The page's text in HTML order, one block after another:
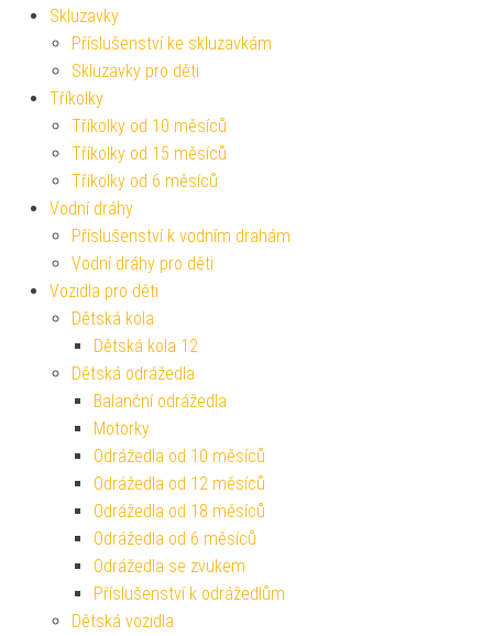
Skluzavky
Příslušenství ke skluzavkám
Skluzavky pro děti
Tříkolky
Tříkolky od 10 měsíců
Tříkolky od 15 měsíců
Tříkolky od 6 měsíců
Vodní dráhy
Příslušenství k vodním drahám
Vodní dráhy pro děti
Vozidla pro děti
Dětská kola
Dětská kola 12
Dětská odrážedla
Balanční odrážedla
Motorky
Odrážedla od 10 měsíců
Odrážedla od 12 měsíců
Odrážedla od 18 měsíců
Odrážedla od 6 měsíců
Odrážedla se zvukem
Příslušenství k odrážedlům
Dětská vozidla